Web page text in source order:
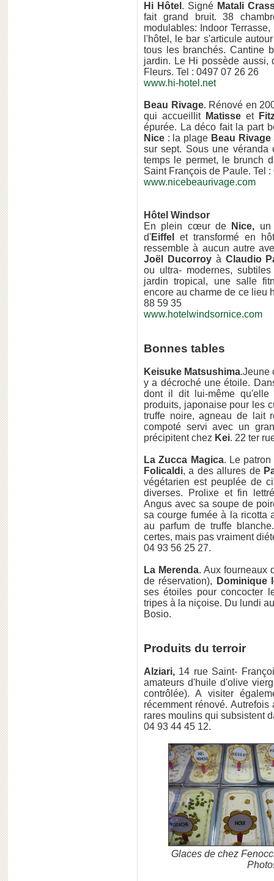
Hi Hôtel . Signé Matali
fait grand bruit. 38
modulables: Indoor
l'hôtel, le bar s'articule
tous les branchés. Cantine
jardin. Le Hi possède aussi,
Fleurs. Tel : 0497 07 26 26
www.hi-hotel.net
Beau Rivage. Rénové en
qui accueillit Matisse et
épurée. La déco fait la part
Nice : la plage Beau Rivage
sur sept. Sous une
temps le permet, le brunch
Saint François de Paule. Tel
www.nicebeaurivage.com
Hôtel Windsor
En plein cœur de
Nice, un
d'Eiffel
et transformé en
ressemble à aucun autre
Joël Ducorroyà Claudio
ou ultra- modernes,
jardin tropical, une salle
encore au charme de ce lieu
88 59 35
www.hotelwindsornice.com
Bonnes tables
Keisuke Matsushima.Jeune
y a décroché une étoile.
dont il dit lui-même qu'elle
produits, japonaise pour les
truffe noire, agneau de lait
compoté servi avec un
précipitent chez Kei. 22 ter
La Zucca Magica. Le patron
Folicaldi, a des allures de
végétarien est peuplée de
diverses. Prolixe et fin
Angus avec sa soupe de
sa courge fumée à la ricotta
au parfum de truffe
certes, mais pas vraiment
04 93 56 25 27.
La Merenda. Aux fourneaux
de réservation),
Dominique
ses étoiles pour concocter
tripes à la niçoise. Du lundi
Bosio.
Produits du terroir
Alziari, 14 rue Saint-
amateurs d'huile d'olive
contrôlée). A visiter
récemment rénové.
rares moulins qui subsistent
04 93 44 45 12.
Glaces de chez